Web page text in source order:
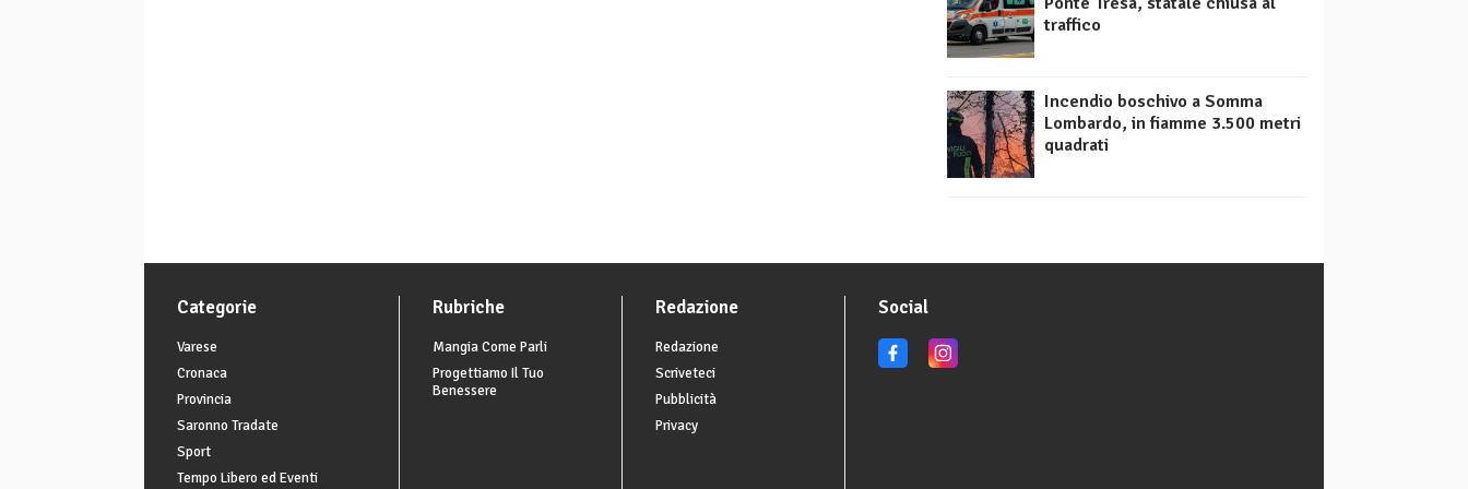
traffico
Incendio boschivo a Somma
Lombardo, in fiamme 3.500 metri
quadrati
Categorie
Varese
Cronaca
Provincia
Saronno Tradate
Sport
Tempo Libero ed Eventi
Rubriche
Mangia Come Parli
Progettiamo Il Tuo
Benessere
Redazione
Redazione
Scriveteci
Pubblicità
Privacy
Social